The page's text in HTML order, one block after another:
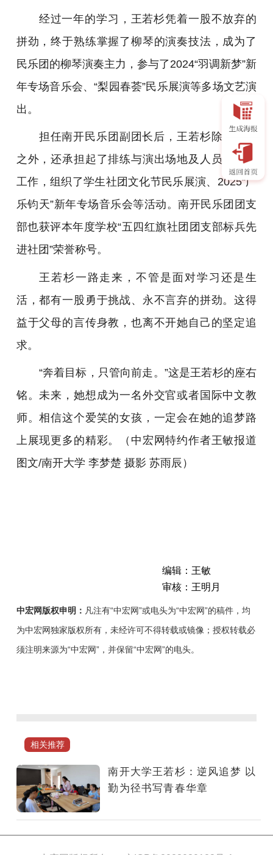
经过一年的学习，王若杉凭着一股不放弃的
拼劲，终于熟练掌握了柳琴的演奏技法，成为了
民乐团的柳琴演奏主力，参与了2024“羽调新梦”新
年专场音乐会、“梨园春荟”民乐展演等多场文艺演
出。
担任南开民乐团副团长后，王若杉除了演奏
之外，还承担起了排练与演出场地及人员协调等
工作，组织了学生社团文化节民乐展演、2025“广
乐钧天”新年专场音乐会等活动。南开民乐团团支
部也获评本年度学校“五四红旗社团团支部标兵先
进社团”荣誉称号。
王若杉一路走来，不管是面对学习还是生
活，都有一股勇于挑战、永不言弃的拼劲。这得
益于父母的言传身教，也离不开她自己的坚定追
求。
“奔着目标，只管向前走。”这是王若杉的座右
铭。未来，她想成为一名外交官或者国际中文教
师。相信这个爱笑的女孩，一定会在她的追梦路
上展现更多的精彩。（中宏网特约作者王敏报道
图文/南开大学 李梦楚 摄影 苏雨辰）
编辑：王敏
审核：王明月
中宏网版权申明： 凡注有“中宏网”或电头为“中宏网”的稿件，均
为中宏网独家版权所有，未经许可不得转载或镜像；授权转载必
须注明来源为“中宏网”，并保留“中宏网”的电头。
茫
成
功
逆
袭，
相关推荐
南开大学王若杉：逆风追梦 以
勤为径书写青春华章